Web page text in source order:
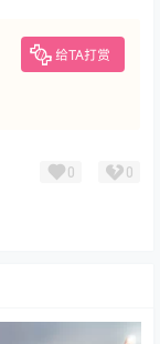
给TA打赏
0 0